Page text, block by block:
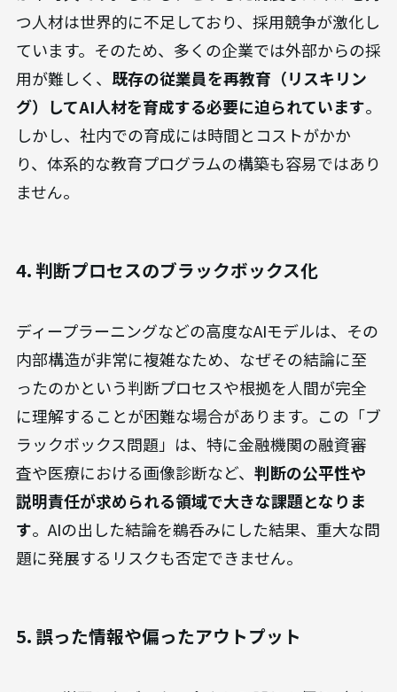
つ人材は世界的に不足しており、採用競争が激化し
ています。そのため、多くの企業では外部からの採
用が難しく、 既存の従業員を再教育（リスキリン
グ）してAI人材を育成する必要に迫られています。
しかし、社内での育成には時間とコストがかか
り、体系的な教育プログラムの構築も容易ではあり
ません。
4. 判断プロセスのブラックボックス化
ディープラーニングなどの高度なAIモデルは、その
内部構造が非常に複雑なため、なぜその結論に至
ったのかという判断プロセスや根拠を人間が完全
に理解することが困難な場合があります。この「ブ
ラックボックス問題」は、特に金融機関の融資審
査や医療における画像診断など、 判断の公平性や
説明責任が求められる領域で大きな課題となりま
す。AIの出した結論を鵜呑みにした結果、重大な問
題に発展するリスクも否定できません。
5. 誤った情報や偏ったアウトプット